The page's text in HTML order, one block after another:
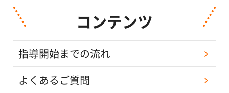
コンテンツ
指導開始までの流れ
よくあるご質問